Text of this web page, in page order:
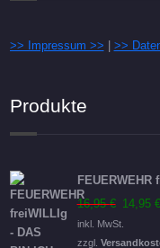
>> Impressum >> >>
Produkte
FEUERWEHR
16,95€
Preis
war:
14,95 €
inkl. MwSt.
zzgl.